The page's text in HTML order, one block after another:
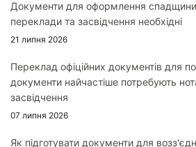
Документи для оформлення
переклади та засвідчення необхідні
21 липня 2026
Переклад офіційних документів для
документи найчастіше потребують
засвідчення
07 липня 2026
Як підготувати документи для